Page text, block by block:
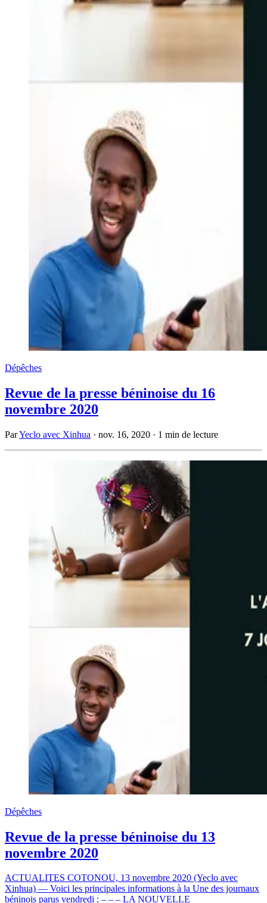
Dépêches
Revue de la presse béninoise du 16
novembre 2020
ParYeclo avec Xinhua · nov. 16, 2020 · 1 min de lecture
Dépêches
Revue de la presse béninoise du 13
novembre 2020
ACTUALITES COTONOU, 13 novembre 2020 (Yeclo avec
Xinhua) — Voici les principales informations à la Une des journaux
béninois parus vendredi : – – – LA NOUVELLE